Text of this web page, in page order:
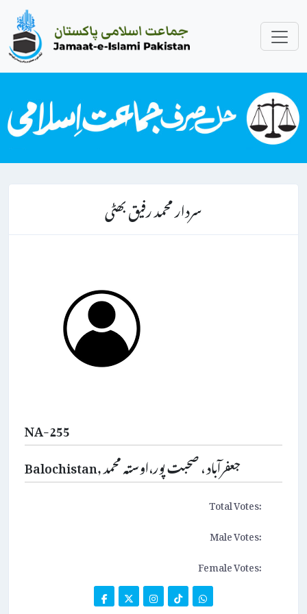
سردار محمد رفیق بھٹی
NA-255
Balochistan, جعفرآباد ، صحبت پور،اوستہ محمد
Total Votes:
Male Votes:
Female Votes: